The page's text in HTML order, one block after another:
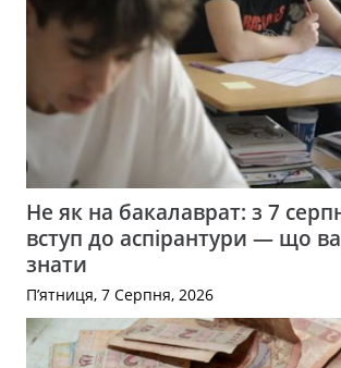
Не як на бакалаврат: з 7
вступ до аспірантури — що
знати
П’ятниця, 7 Серпня, 2026